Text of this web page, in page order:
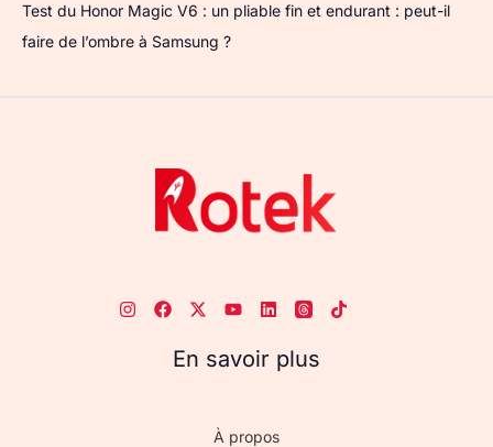
Test du Honor Magic V6 : un pliable fin et endurant : peut-il
faire de l’ombre à Samsung ?
En savoir plus
À propos